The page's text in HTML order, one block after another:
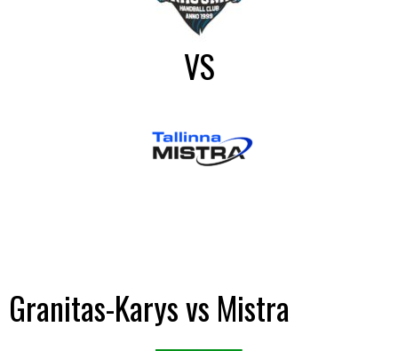
VS
Granitas-Karys vs Mistra